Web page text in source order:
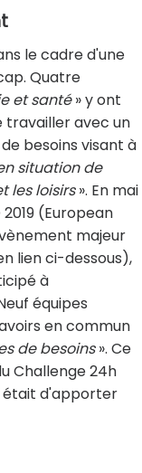
le cadre d'une
Quatre
et santé» y ont
travailler avec un
besoins visant à
situation de
les loisirs». En mai
(European
majeur
lien ci-dessous),
à
équipes
en commun
de besoins». Ce
Challenge 24h
était d'apporter